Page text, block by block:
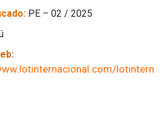
PE – 02 / 2025
lotintern